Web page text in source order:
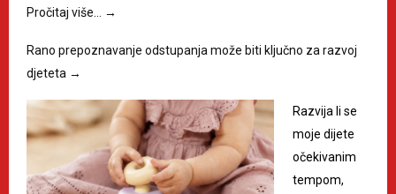
Pročitaj više…
→
Rano prepoznavanje odstupanja može biti ključno za razvoj
djeteta →
Razvija li se
moje dijete
očekivanim
tempom,